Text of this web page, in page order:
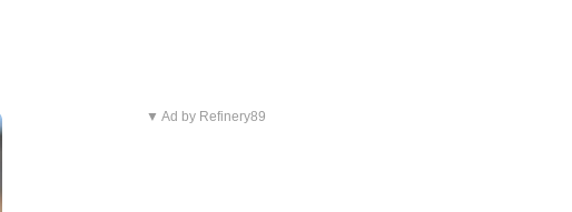
▼ Ad by Refinery89